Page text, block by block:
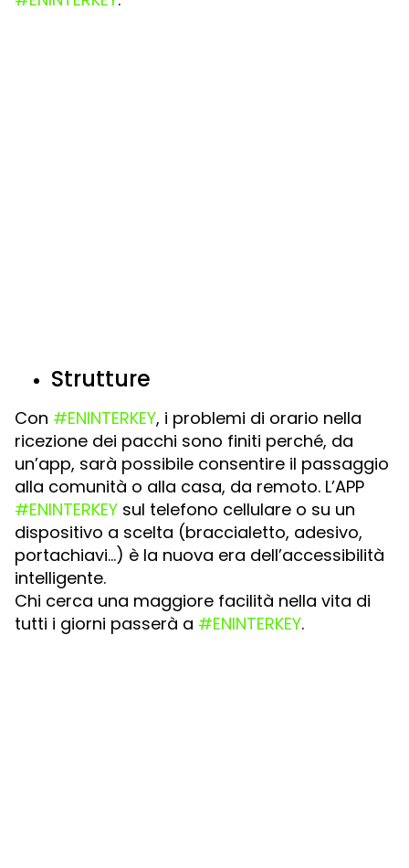
Strutture
Con #ENINTERKEY, i problemi di orario nella
ricezione dei pacchi sono finiti perché, da
un’app, sarà possibile consentire il passaggio
alla comunità o alla casa, da remoto. L’APP
#ENINTERKEY sul telefono cellulare o su un
dispositivo a scelta (braccialetto, adesivo,
portachiavi…) è la nuova era dell’accessibilità
intelligente.
Chi cerca una maggiore facilità nella vita di
tutti i giorni passerà a #ENINTERKEY.